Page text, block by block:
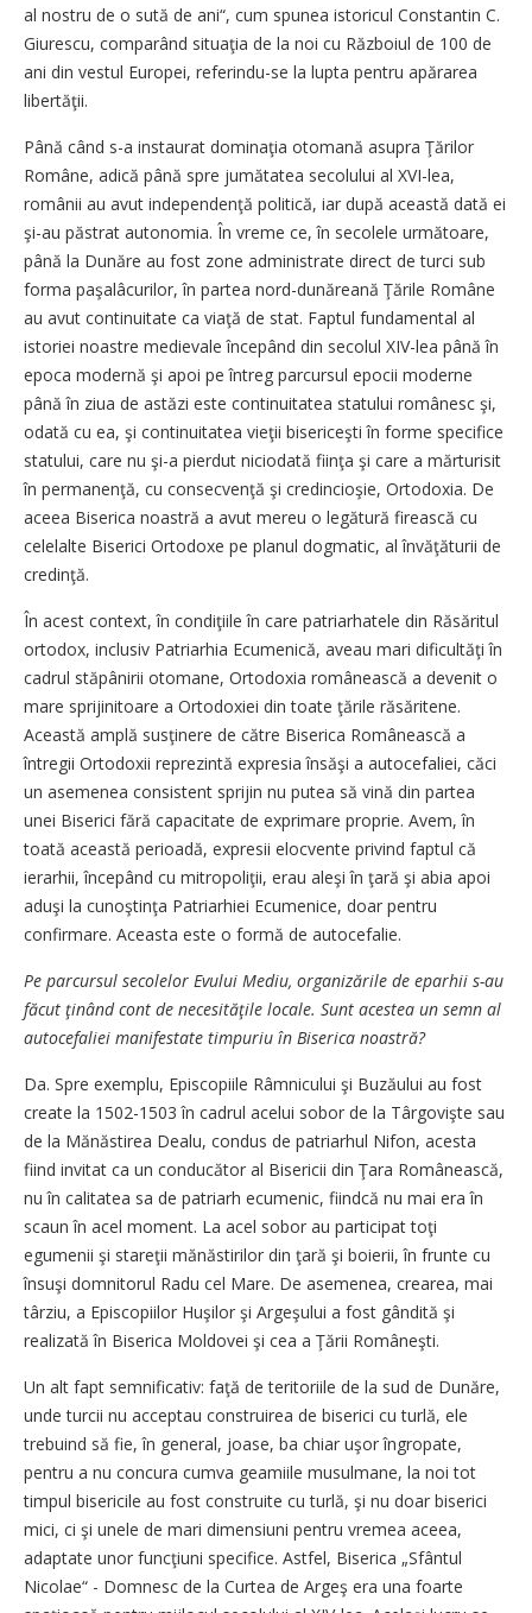
al nostru de o sută de ani“, cum spunea istoricul Constantin C.
Giurescu, comparând situaţia de la noi cu Războiul de 100 de
ani din vestul Europei, referindu-se la lupta pentru apărarea
libertăţii.
Până când s-a instaurat dominaţia otomană asupra Ţărilor
Române, adică până spre jumătatea secolului al XVI-lea,
românii au avut independenţă politică, iar după această dată ei
şi-au păstrat autonomia. În vreme ce, în secolele următoare,
până la Dunăre au fost zone administrate direct de turci sub
forma paşalâcurilor, în partea nord-dunăreană Ţările Române
au avut continuitate ca viaţă de stat. Faptul fundamental al
istoriei noastre medievale începând din secolul XIV-lea până în
epoca modernă şi apoi pe întreg parcursul epocii moderne
până în ziua de astăzi este continuitatea statului românesc şi,
odată cu ea, şi continuitatea vieţii bisericeşti în forme specifice
statului, care nu şi-a pierdut niciodată fiinţa şi care a mărturisit
în permanenţă, cu consecvenţă şi credincioşie, Ortodoxia. De
aceea Biserica noastră a avut mereu o legătură firească cu
celelalte Biserici Ortodoxe pe planul dogmatic, al învăţăturii de
credinţă.
În acest context, în condiţiile în care patriarhatele din Răsăritul
ortodox, inclusiv Patriarhia Ecumenică, aveau mari dificultăţi în
cadrul stăpânirii otomane, Ortodoxia românească a devenit o
mare sprijinitoare a Ortodoxiei din toate ţările răsăritene.
Această amplă susţinere de către Biserica Românească a
întregii Ortodoxii reprezintă expresia însăşi a autocefaliei, căci
un asemenea consistent sprijin nu putea să vină din partea
unei Biserici fără capacitate de exprimare proprie. Avem, în
toată această perioadă, expresii elocvente privind faptul că
ierarhii, începând cu mitropoliţii, erau aleşi în ţară şi abia apoi
aduşi la cunoştinţa Patriarhiei Ecumenice, doar pentru
confirmare. Aceasta este o formă de autocefalie.
Pe parcursul secolelor Evului Mediu, organizările de eparhii s-au
făcut ţinând cont de necesităţile locale. Sunt acestea un semn al
autocefaliei manifestate timpuriu în Biserica noastră?
Da. Spre exemplu, Episcopiile Râmnicului şi Buzăului au fost
create la 1502-1503 în cadrul acelui sobor de la Târgovişte sau
de la Mănăstirea Dealu, condus de patriarhul Nifon, acesta
fiind invitat ca un conducător al Bisericii din Ţara Românească,
nu în calitatea sa de patriarh ecumenic, fiindcă nu mai era în
scaun în acel moment. La acel sobor au participat toţi
egumenii şi stareţii mănăstirilor din ţară şi boierii, în frunte cu
însuşi domnitorul Radu cel Mare. De asemenea, crearea, mai
târziu, a Episcopiilor Huşilor şi Argeşului a fost gândită şi
realizată în Biserica Moldovei şi cea a Ţării Româneşti.
Un alt fapt semnificativ: faţă de teritoriile de la sud de Dunăre,
unde turcii nu acceptau construirea de biserici cu turlă, ele
trebuind să fie, în general, joase, ba chiar uşor îngropate,
pentru a nu concura cumva geamiile musulmane, la noi tot
timpul bisericile au fost construite cu turlă, şi nu doar biserici
mici, ci şi unele de mari dimensiuni pentru vremea aceea,
adaptate unor funcţiuni specifice. Astfel, Biserica „Sfântul
Nicolae“ - Domnesc de la Curtea de Argeş era una foarte